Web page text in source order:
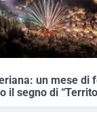
un mese di
il segno di